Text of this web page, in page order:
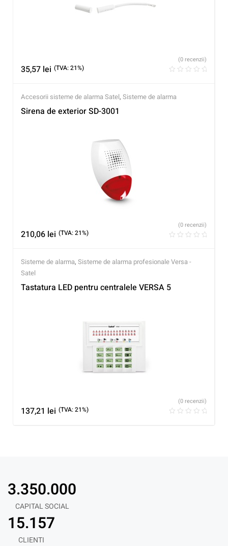
35,57 lei (TVA: 21%)
(0 recenzii)
Accesorii sisteme de alarma Satel, Sisteme de alarma
Sirena de exterior SD-3001
210,06 lei (TVA: 21%)
(0 recenzii)
Sisteme de alarma, Sisteme de alarma profesionale Versa -
Satel
Tastatura LED pentru centralele VERSA 5
137,21 lei (TVA: 21%)
(0 recenzii)
CAPITAL SOCIAL
3.350.000
CLIENTI
15.157